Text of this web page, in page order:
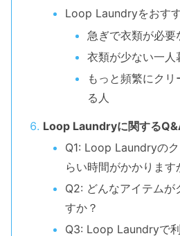
Loop Laundryをおす
急ぎで衣類が必要
衣類が少ない一人
もっと頻繁にク
る人
Loop Laundryに関する
Q1: Loop Laundryの
らい時間がかかります
Q2: どんなアイテムが
すか？
Q3: Loop Laundryで